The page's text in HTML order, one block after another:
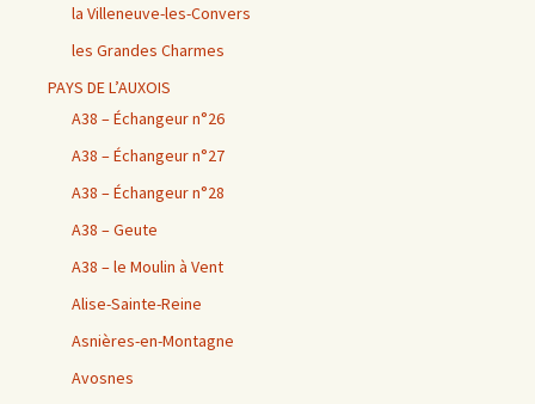
la Villeneuve-les-Convers
les Grandes Charmes
PAYS DE L’AUXOIS
A38 – Échangeur n°26
A38 – Échangeur n°27
A38 – Échangeur n°28
A38 – Geute
A38 – le Moulin à Vent
Alise-Sainte-Reine
Asnières-en-Montagne
Avosnes